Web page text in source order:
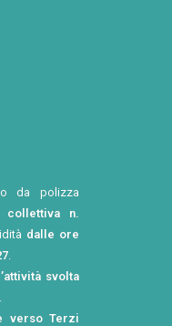
da polizza
collettiva n.
dalle ore
svolta
verso Terzi